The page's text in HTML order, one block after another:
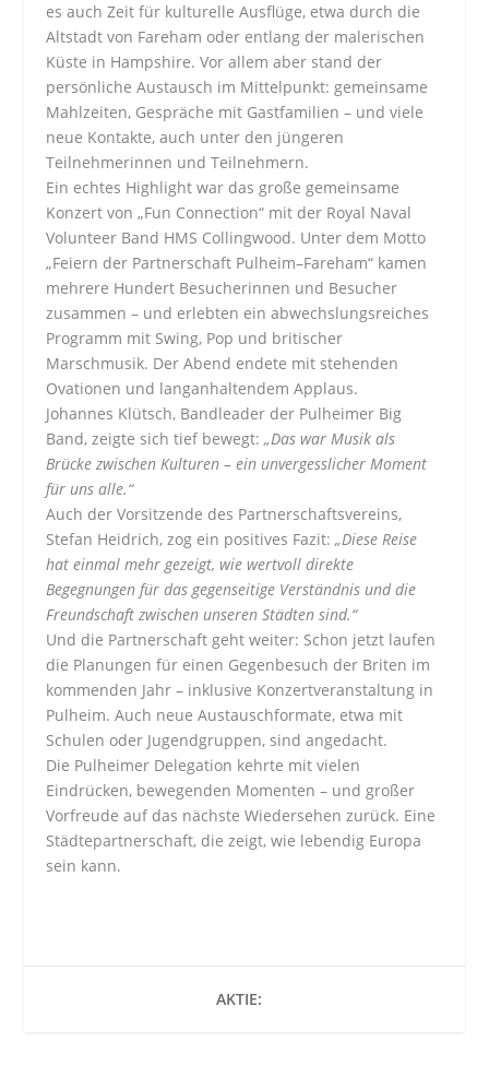
es auch Zeit für kulturelle Ausflüge, etwa durch die
Altstadt von Fareham oder entlang der malerischen
Küste in Hampshire. Vor allem aber stand der
persönliche Austausch im Mittelpunkt: gemeinsame
Mahlzeiten, Gespräche mit Gastfamilien – und viele
neue Kontakte, auch unter den jüngeren
Teilnehmerinnen und Teilnehmern.
Ein echtes Highlight war das große gemeinsame
Konzert von „Fun Connection“ mit der Royal Naval
Volunteer Band HMS Collingwood. Unter dem Motto
„Feiern der Partnerschaft Pulheim–Fareham“ kamen
mehrere Hundert Besucherinnen und Besucher
zusammen – und erlebten ein abwechslungsreiches
Programm mit Swing, Pop und britischer
Marschmusik. Der Abend endete mit stehenden
Ovationen und langanhaltendem Applaus.
Johannes Klütsch, Bandleader der Pulheimer Big
Band, zeigte sich tief bewegt:„Das war Musik als
Brücke zwischen Kulturen – ein unvergesslicher Moment
für uns alle.“
Auch der Vorsitzende des Partnerschaftsvereins,
Stefan Heidrich, zog ein positives Fazit:„Diese Reise
hat einmal mehr gezeigt, wie wertvoll direkte
Begegnungen für das gegenseitige Verständnis und die
Freundschaft zwischen unseren Städten sind.“
Und die Partnerschaft geht weiter: Schon jetzt laufen
die Planungen für einen Gegenbesuch der Briten im
kommenden Jahr – inklusive Konzertveranstaltung in
Pulheim. Auch neue Austauschformate, etwa mit
Schulen oder Jugendgruppen, sind angedacht.
Die Pulheimer Delegation kehrte mit vielen
Eindrücken, bewegenden Momenten – und großer
Vorfreude auf das nächste Wiedersehen zurück. Eine
Städtepartnerschaft, die zeigt, wie lebendig Europa
sein kann.
AKTIE: